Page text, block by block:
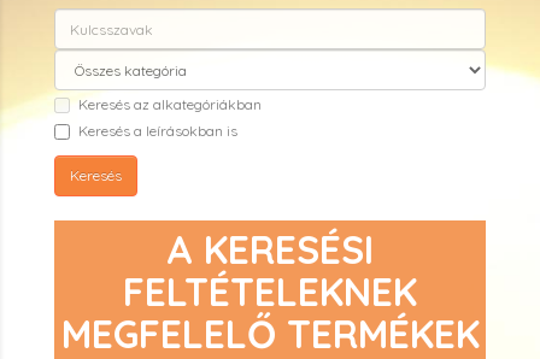
Keresés az alkategóriákban
Keresés a leírásokban is
A KERESÉSI
FELTÉTELEKNEK
MEGFELELŐ TERMÉKEK